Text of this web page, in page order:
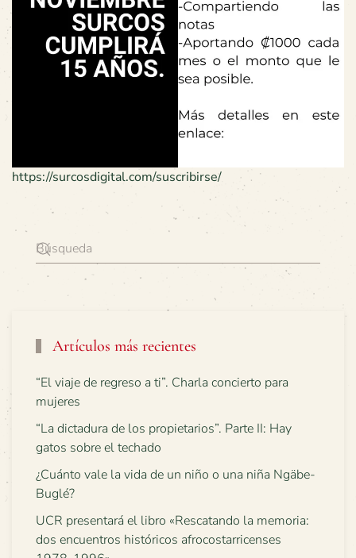
https://surcosdigital.com/suscribirse/
Artículos más recientes
“El viaje de regreso a ti”. Charla concierto para
mujeres
“La dictadura de los propietarios”. Parte II: Hay
gatos sobre el techado
¿Cuánto vale la vida de un niño o una niña Ngäbe-
Buglé?
UCR presentará el libro «Rescatando la memoria:
dos encuentros históricos afrocostarricenses